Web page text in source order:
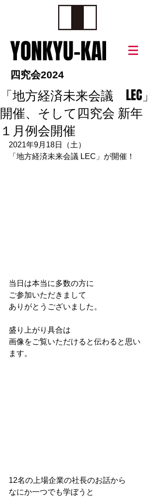
YONKYU-KAI
四究会2024
「地方経済未来会議 LEC」
開催、そして四究会 新年
１月例会開催
2021年9月18日（土）
「地方経済未来会議 LEC」が開催！
当日は本当に多数の方に
ご参加いただきまして
ありがとうございました。
盛り上がり具合は
画像をご覧いただけると伝わると思い
ます。
12名の上場企業の社長のお話から
なにか一つでも学ぼうと